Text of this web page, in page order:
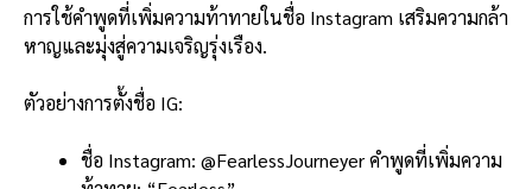
การใช้คำพูดที่เพิ่มความท้าทายในชื่อ Instagram เสริมความกล้า
หาญและมุ่งสู่ความเจริญรุ่งเรือง.
ตัวอย่างการตั้งชื่อ IG:
ชื่อ Instagram: @FearlessJourneyer คำพูดที่เพิ่มความ